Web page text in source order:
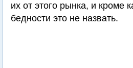
их от этого рынка, и кроме
бедности это не назвать.